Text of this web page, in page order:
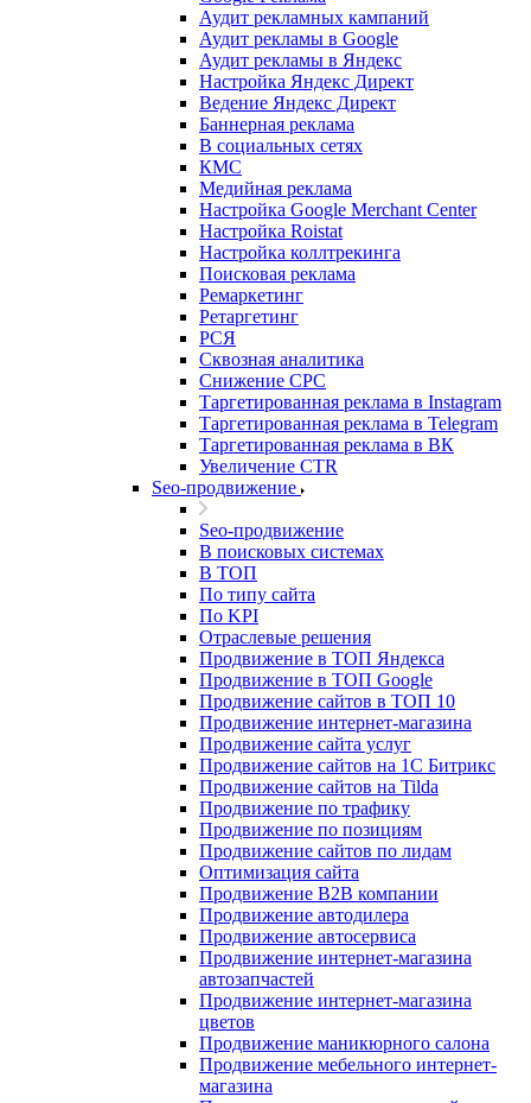
Аудит рекламных кампаний
Аудит рекламы в Google
Аудит рекламы в Яндекс
Настройка Яндекс Директ
Ведение Яндекс Директ
Баннерная реклама
В социальных сетях
КМС
Медийная реклама
Настройка Google Merchant Center
Настройка Roistat
Настройка коллтрекинга
Поисковая реклама
Ремаркетинг
Ретаргетинг
РСЯ
Сквозная аналитика
Снижение CPC
Таргетированная реклама в Instagram
Таргетированная реклама в Telegram
Таргетированная реклама в ВК
Увеличение CTR
Seo-продвижение
Seo-продвижение
В поисковых системах
В ТОП
По типу сайта
По KPI
Отраслевые решения
Продвижение в ТОП Яндекса
Продвижение в ТОП Google
Продвижение сайтов в ТОП 10
Продвижение интернет-магазина
Продвижение сайта услуг
Продвижение сайтов на 1С Битрикс
Продвижение сайтов на Tilda
Продвижение по трафику
Продвижение по позициям
Продвижение сайтов по лидам
Оптимизация сайта
Продвижение B2B компании
Продвижение автодилера
Продвижение автосервиса
Продвижение интернет-магазина
автозапчастей
Продвижение интернет-магазина
цветов
Продвижение маникюрного салона
Продвижение мебельного интернет-
магазина